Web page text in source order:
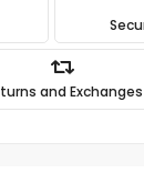
and Exchanges